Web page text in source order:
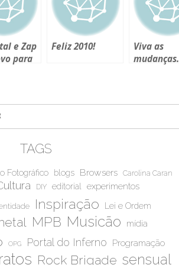
e Zap
para
Feliz 2010!
Viva as
mudanças.
TAGS
Fotográfico blogs Browsers Carolina Caran
DIY editorial experimentos
Inspiração
Lei e Ordem
MPB Musicão mídia
OPG Portal do Inferno Programação
Rock Brigade sensual